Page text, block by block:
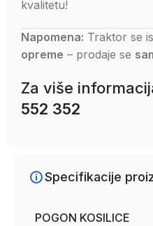
kvalitetu!
Napomena: Traktor se
opreme – prodaje se
Za više
552 352
Specifikacije
POGON KOSILICE